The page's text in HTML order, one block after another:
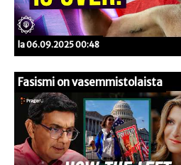
la 06.09.2025 00:48
Fasismi on vasemmistolaista